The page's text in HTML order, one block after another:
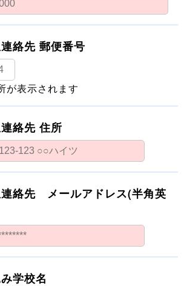
絡先 郵便番号
が表示されます
絡先 住所
絡先 メールアドレス(半角英
学校名